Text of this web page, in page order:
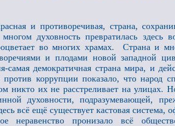
и противоречивая, страна,
духовность превратилась здесь
во многих храмах. Страна и
и плодами новой западной
демократичная страна мира, и
коррупции показало, что народ
никто их не расстреливает на улицах.
духовности, подразумевающей,
всё ещё существует кастовая система,
неравенство пронизало всё